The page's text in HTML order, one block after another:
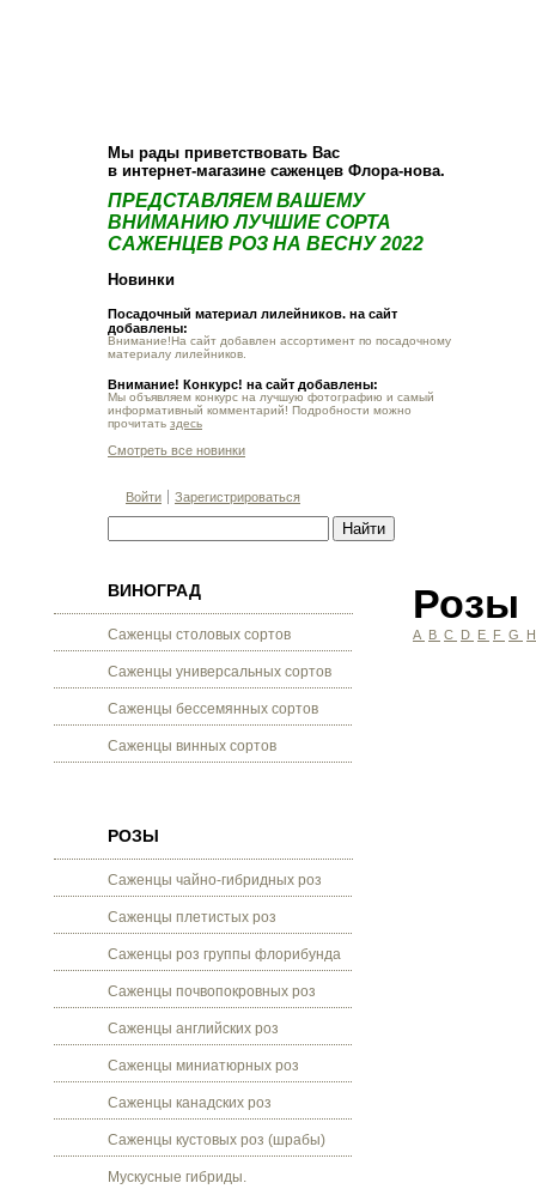
Мы рады приветствовать Вас
в интернет-магазине саженцев Флора-нова.
ПРЕДСТАВЛЯЕМ ВАШЕМУ
ВНИМАНИЮ ЛУЧШИЕ СОРТА
САЖЕНЦЕВ РОЗ НА ВЕСНУ 2022
Новинки
Посадочный материал лилейников. на сайт
добавлены:
Внимание!На сайт добавлен ассортимент по посадочному
материалу лилейников.
Внимание! Конкурс! на сайт добавлены:
Мы объявляем конкурс на лучшую фотографию и самый
информативный комментарий! Подробности можно
прочитать здесь
Смотреть все новинки
Войти Зарегистрироваться
ВИНОГРАД
Саженцы столовых сортов
Саженцы универсальных сортов
Саженцы бессемянных сортов
Саженцы винных сортов
РОЗЫ
Саженцы чайно-гибридных роз
Саженцы плетистых роз
Саженцы роз группы флорибунда
Саженцы почвопокровных роз
Саженцы английских роз
Саженцы миниатюрных роз
Саженцы канадских роз
Саженцы кустовых роз (шрабы)
Мускусные гибриды.
Розы
A B C D E F G